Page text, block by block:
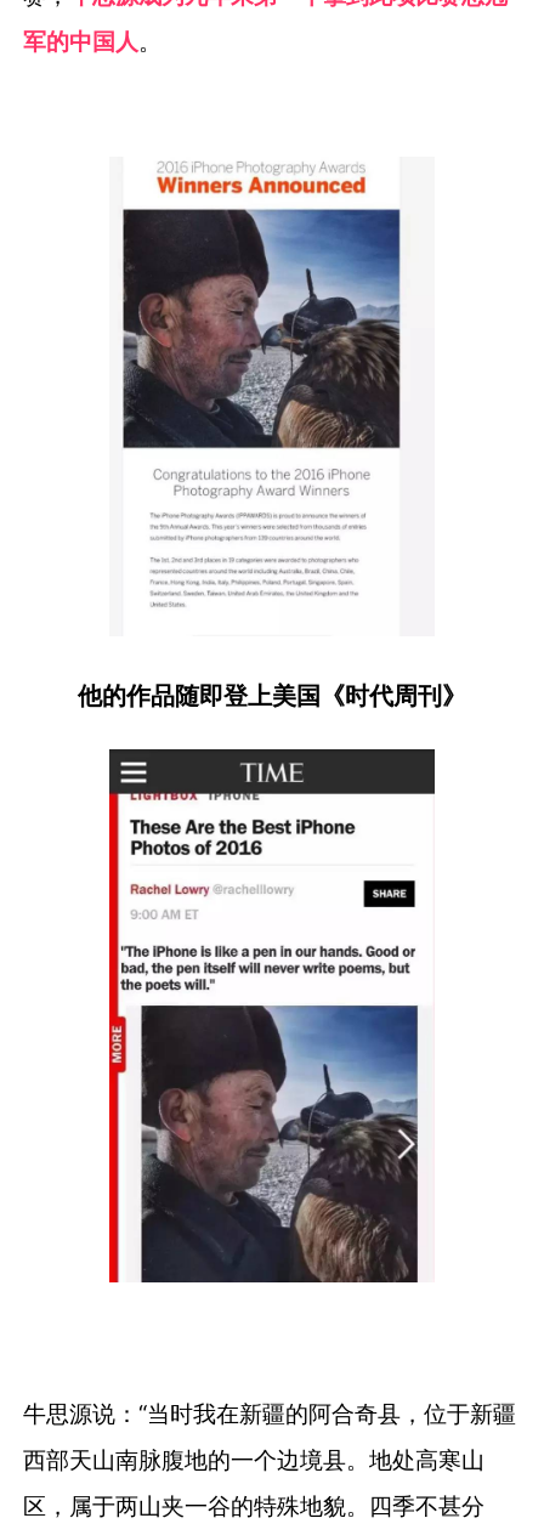
军的中国人 。
他的作品随即登上美国《时代周刊》
牛思源说：“当时我在新疆的阿合奇县，位于新疆
西部天山南脉腹地的一个边境县。地处高寒山
区，属于两山夹一谷的特殊地貌。四季不甚分